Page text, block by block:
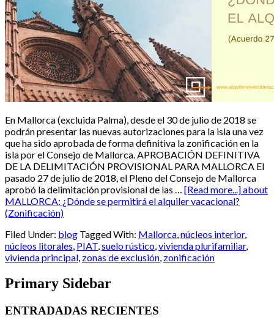
En Mallorca (excluida Palma), desde el 30 de julio de 2018 se
podrán presentar las nuevas autorizaciones para la isla una vez
que ha sido aprobada de forma definitiva la zonificación en la
isla por el Consejo de Mallorca. APROBACIÓN DEFINITIVA
DE LA DELIMITACIÓN PROVISIONAL PARA MALLORCA El
pasado 27 de julio de 2018, el Pleno del Consejo de Mallorca
aprobó la delimitación provisional de las … [Read more...]about
MALLORCA: ¿Dónde se permitirá el alquiler vacacional?
(Zonificación)
Filed Under: blog Tagged With: Mallorca núcleos interior,
núcleos litorales PIAT suelo rústico vivienda plurifamiliar,
vivienda principal zonas de exclusión zonificación
Primary Sidebar
ENTRADADAS RECIENTES